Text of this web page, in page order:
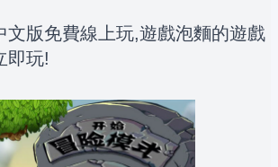
文版免費線上玩,遊戲泡麵的遊戲
即玩!